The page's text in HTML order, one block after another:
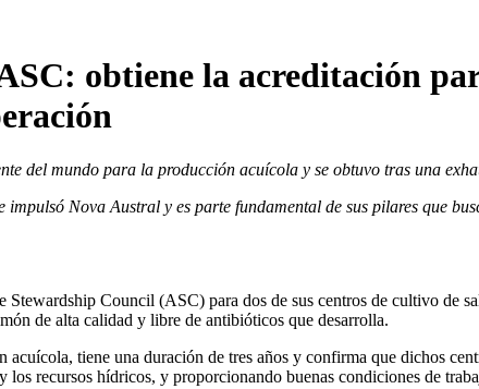
obtiene la acreditación
del mundo para la producción acuícola y se obtuvo tras una
Nova Austral y es parte fundamental de sus pilares que
Council (ASC) para dos de sus centros de cultivo de
de alta calidad y libre de antibióticos que desarrolla.
tiene una duración de tres años y confirma que dichos
recursos hídricos, y proporcionando buenas condiciones de